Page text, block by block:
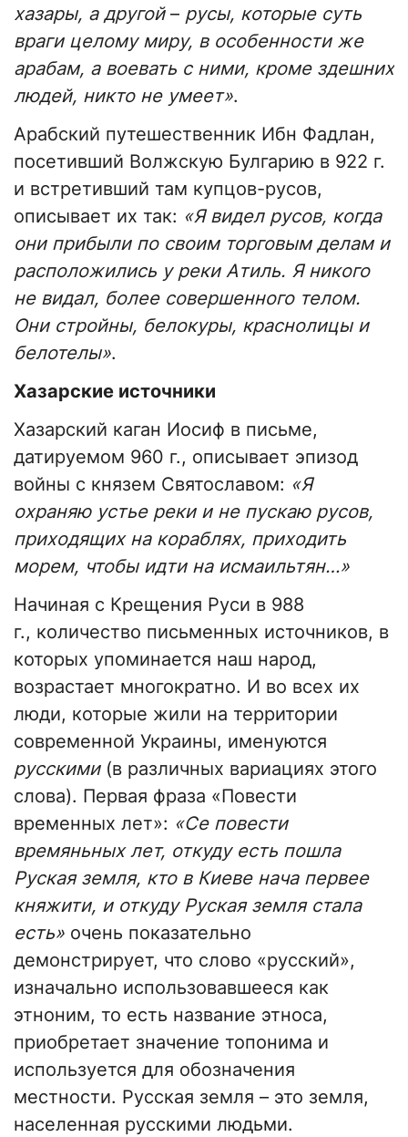
хазары, а другой – русы, которые суть
враги целому миру, в особенности же
арабам, а воевать с ними, кроме здешних
людей, никто не умеет».
Арабский путешественник Ибн Фадлан,
посетивший Волжскую Булгарию в 922 г.
и встретивший там купцов-русов,
описывает их так: «Я видел русов, когда
они прибыли по своим торговым делам и
расположились у реки Атиль. Я никого
не видал, более совершенного телом.
Они стройны, белокуры, краснолицы и
белотелы».
Хазарские источники
Хазарский каган Иосиф в письме,
датируемом 960 г., описывает эпизод
войны с князем Святославом: «Я
охраняю устье реки и не пускаю русов,
приходящих на кораблях, приходить
морем, чтобы идти на исмаильтян…»
Начиная с Крещения Руси в 988
г., количество письменных источников, в
которых упоминается наш народ,
возрастает многократно. И во всех их
люди, которые жили на территории
современной Украины, именуются
русскими(в различных вариациях этого
слова). Первая фраза «Повести
временных лет»: «Се повести
времяньных лет, откуду есть пошла
Руская земля, кто в Киеве нача первее
княжити, и откуду Руская земля стала
есть» очень показательно
демонстрирует, что слово «русский»,
изначально использовавшееся как
этноним, то есть название этноса,
приобретает значение топонима и
используется для обозначения
местности. Русская земля – это земля,
населенная русскими людьми.